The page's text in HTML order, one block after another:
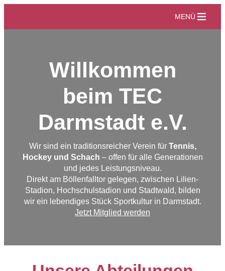
MENÜ
Willkommen
beim TEC
Darmstadt e.V.
Wir sind ein traditionsreicher Verein für Tennis,
Hockey und Schach – offen für alle Generationen
und jedes Leistungsniveau.
Direkt am Böllenfalltor gelegen, zwischen Lilien-
Stadion, Hochschulstadion und Stadtwald, bilden
wir ein lebendiges Stück Sportkultur in Darmstadt.
Jetzt Mitglied werden